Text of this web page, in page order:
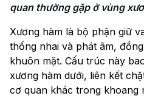
quan thường gặp ở vùng
Xương hàm là bộ phận giữ
thống nhai và phát âm,
khuôn mặt. Cấu trúc này
xương hàm dưới, liên kết
cơ quan khác trong khoang